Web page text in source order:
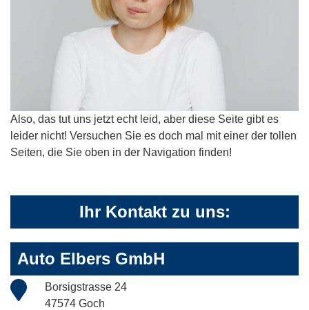
Also, das tut uns jetzt echt leid, aber diese Seite gibt es
leider nicht! Versuchen Sie es doch mal mit einer der tollen
Seiten, die Sie oben in der Navigation finden!
Ihr Kontakt zu uns:
Auto Elbers GmbH
Borsigstrasse 24
47574 Goch